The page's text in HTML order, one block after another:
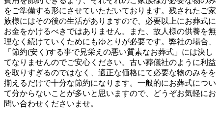
をご準備する形にさせていただいております。残されたご家
族様にはその後の生活がありますので、必要以上にお葬式に
お金をかけるべきではありません。また、故人様の供養を無
理なく続けていくためにもゆとりが必要です。弊社の場合、
「節約(安く)する事で見栄えの悪い質素なお葬式」には決し
てなりませんのでご安心ください。古い葬儀社のように利益
を取りすぎるのではなく、適正な価格にて必要な物のみをを
揃えるだけで十分な節約になります。一般的にお葬式につい
て分からないことが多いと思いますので、どうぞお気軽にお
問い合わせくださいませ。